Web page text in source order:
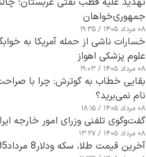
جمهوری‌خواهان
۰۸ مرداد ۱۴۰۵ / ۱۹:۳۵
خسارات ناشی از حمله آمریکا به
علوم پزشکی اهواز
۰۸ مرداد ۱۴۰۵ / ۱۹:۰۳
بقایی خطاب به گوترش: چرا با صراحت
نام نمی‌برید؟
۰۸ مرداد ۱۴۰۵ / ۱۸:۱۵
گفت‌وگوی تلفنی وزرای امور خارجه
۰۸ مرداد ۱۴۰۵ / ۱۳:۲۷
آخرین قیمت طلا، سکه ودلار8 مرداد1405